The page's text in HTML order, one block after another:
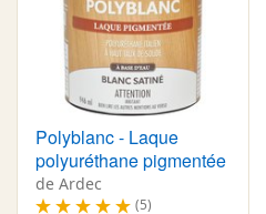
Polyblanc - Laque
polyuréthane pigmentée
de Ardec
(5)